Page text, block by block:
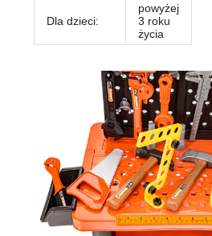
Dla dzieci:
powyżej
3 roku
życia